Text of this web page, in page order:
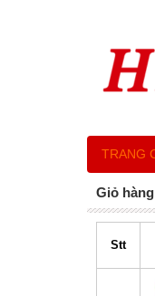
Giỏ
Stt
TRANG